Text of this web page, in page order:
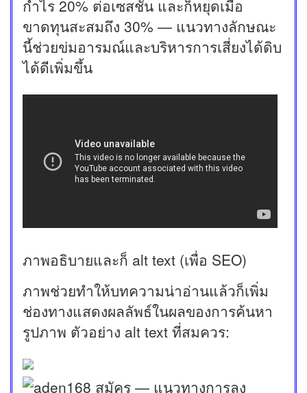
กำไร 20% ต่อเซสชัน และก็หยุดเมื่อ
ขาดทุนสะสมถึง 30% — แนวทางลักษณะ
นี้ช่วยข่มอารมณ์และบริหารการเสี่ยงได้ดิบ
ได้ดีเพิ่มขึ้น
ภาพอธิบายและก็ alt text (เพื่อ SEO)
ภาพช่วยทำให้บทความน่าอ่านแล้วก็เพิ่ม
ช่องทางแสดงผลลัพธ์ในผลของการค้นหา
รูปภาพ ตัวอย่าง alt text ที่สมควร: